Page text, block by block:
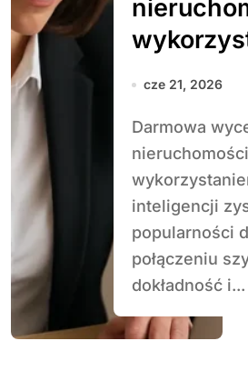
cze 21, 2026
Darmowa wycena
inteligencji
popularności
połączeniu
dokładność i...